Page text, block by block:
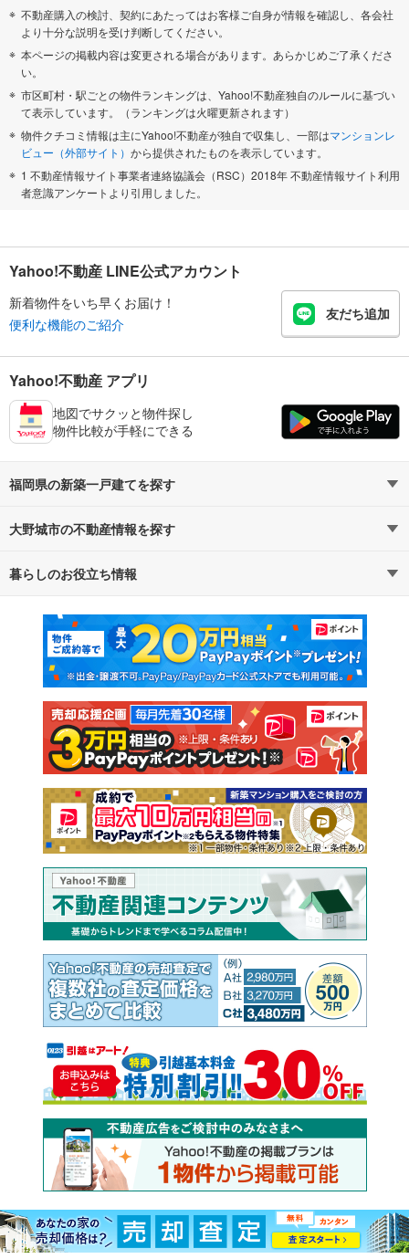
不動産購入の検討、契約にあたってはお客様ご自身が情報を確認し、各会社
より十分な説明を受け判断してください。
本ページの掲載内容は変更される場合があります。あらかじめご了承くださ
い。
市区町村・駅ごとの物件ランキングは、Yahoo!不動産独自のルールに基づい
て表示しています。（ランキングは火曜更新されます）
物件クチコミ情報は主にYahoo!不動産が独自で収集し、一部はマンションレ
ビュー（外部サイト） から提供されたものを表示しています。
1 不動産情報サイト事業者連絡協議会（RSC）2018年 不動産情報サイト利用
者意識アンケートより引用しました。
Yahoo!不動産 LINE公式アカウント
新着物件をいち早くお届け！
便利な機能のご紹介
友だち追加
Yahoo!不動産 アプリ
地図でサクッと物件探し
物件比較が手軽にできる
福岡県の新築一戸建てを探す
路線・駅から探す
通勤・通学時間から探す
大野城市の不動産情報を探す
不動産・住宅
新築マンション 中古マンション
新築一戸建て 中古一戸建て
注文住宅 土地
売却査定
暮らしのお役立ち情報
マンションカタログ 教えて！住まいの先生